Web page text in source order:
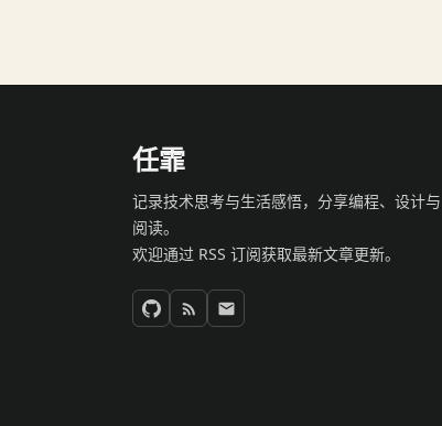
任霏
记录技术思考与生活感悟，分享编程、设计与
阅读。
欢迎通过 RSS 订阅获取最新文章更新。